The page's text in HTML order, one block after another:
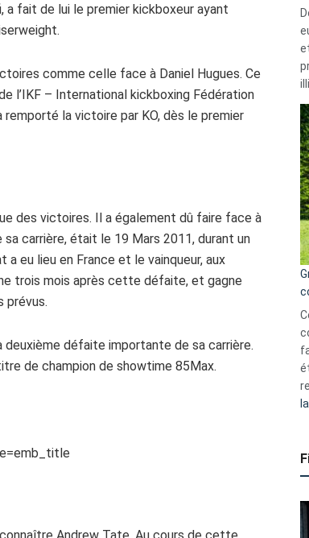
fait de lui le premier kickboxeur ayant
comme celle face à Daniel Hugues. Ce
l’IKF – International kickboxing Fédération
la victoire par KO, dès le premier
des victoires. Il a également dû faire face à
carrière, était le 19 Mars 2011, durant un
eu lieu en France et le vainqueur, aux
trois mois après cette défaite, et gagne
prévus.
défaite importante de sa carrière.
de champion de showtime 85Max.
Andrew Tate. Au cours de cette